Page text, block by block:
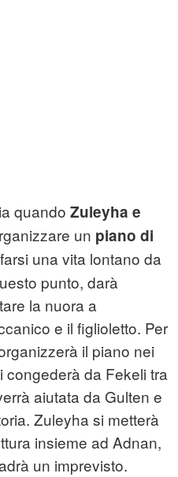
quando Zuleyha e
un piano di
una vita lontano da
punto, darà
la nuora a
e il figlioletto. Per
il piano nei
congederà da Fekeli tra
aiutata da Gulten e
Zuleyha si metterà
insieme ad Adnan,
un imprevisto.